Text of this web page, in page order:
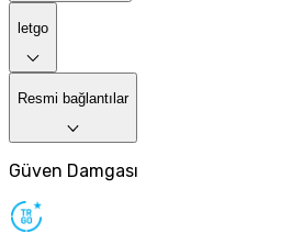
letgo
Resmi bağlantılar
Güven Damgası